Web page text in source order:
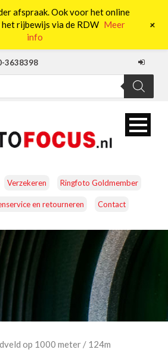
3638398
Verzekeren Ringfoto Goldmember
en retourneren Contact
ACCESSOIRES
op 1000 meter / 124m
afspraak. Ook voor het online
rijbewijs via de RDW Meer
info
+